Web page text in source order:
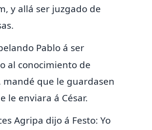
y allá ser juzgado de
Pablo á ser
al conocimiento de
mandé que le guardasen
le enviara á César.
Agripa dijo á Festo: Yo